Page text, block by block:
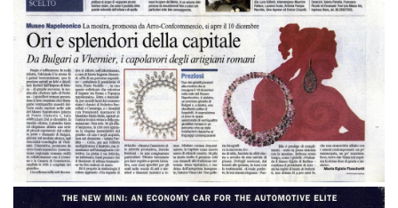
Cronaca di Roma Il messaggero “Quell’arte
antica come l’oro”
Cronaca di Roma Il messaggero “Quell’arte antica come l’oro”